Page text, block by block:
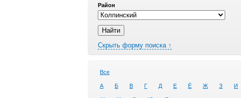
Район
Скрыть форму поиска ↑
Все
А Б В Г Д Е Ё Ж З И